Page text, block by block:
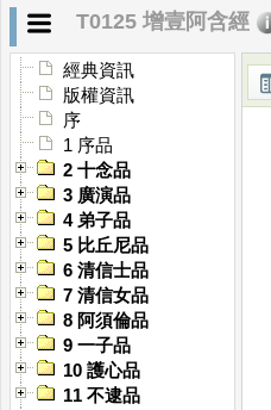
T0125 增壹阿含經
經典資訊
版權資訊
序
1 序品
2 十念品
3 廣演品
4 弟子品
5 比丘尼品
6 清信士品
7 清信女品
8 阿須倫品
9 一子品
10 護心品
11 不逮品